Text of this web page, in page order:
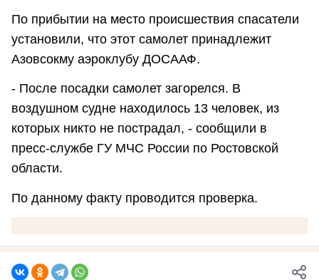
По прибытии на место происшествия спасатели
установили, что этот самолет принадлежит
Азовсокму аэроклубу ДОСААФ.
- После посадки самолет загорелся. В
воздушном судне находилось 13 человек, из
которых никто не пострадал, - сообщили в
пресс-службе ГУ МЧС России по Ростовской
области.
По данному факту проводится проверка.